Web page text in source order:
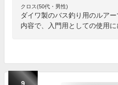
クロス(50代・男性)
ダイワ製のバス釣り用のルア
内容で、入門用としての使用に